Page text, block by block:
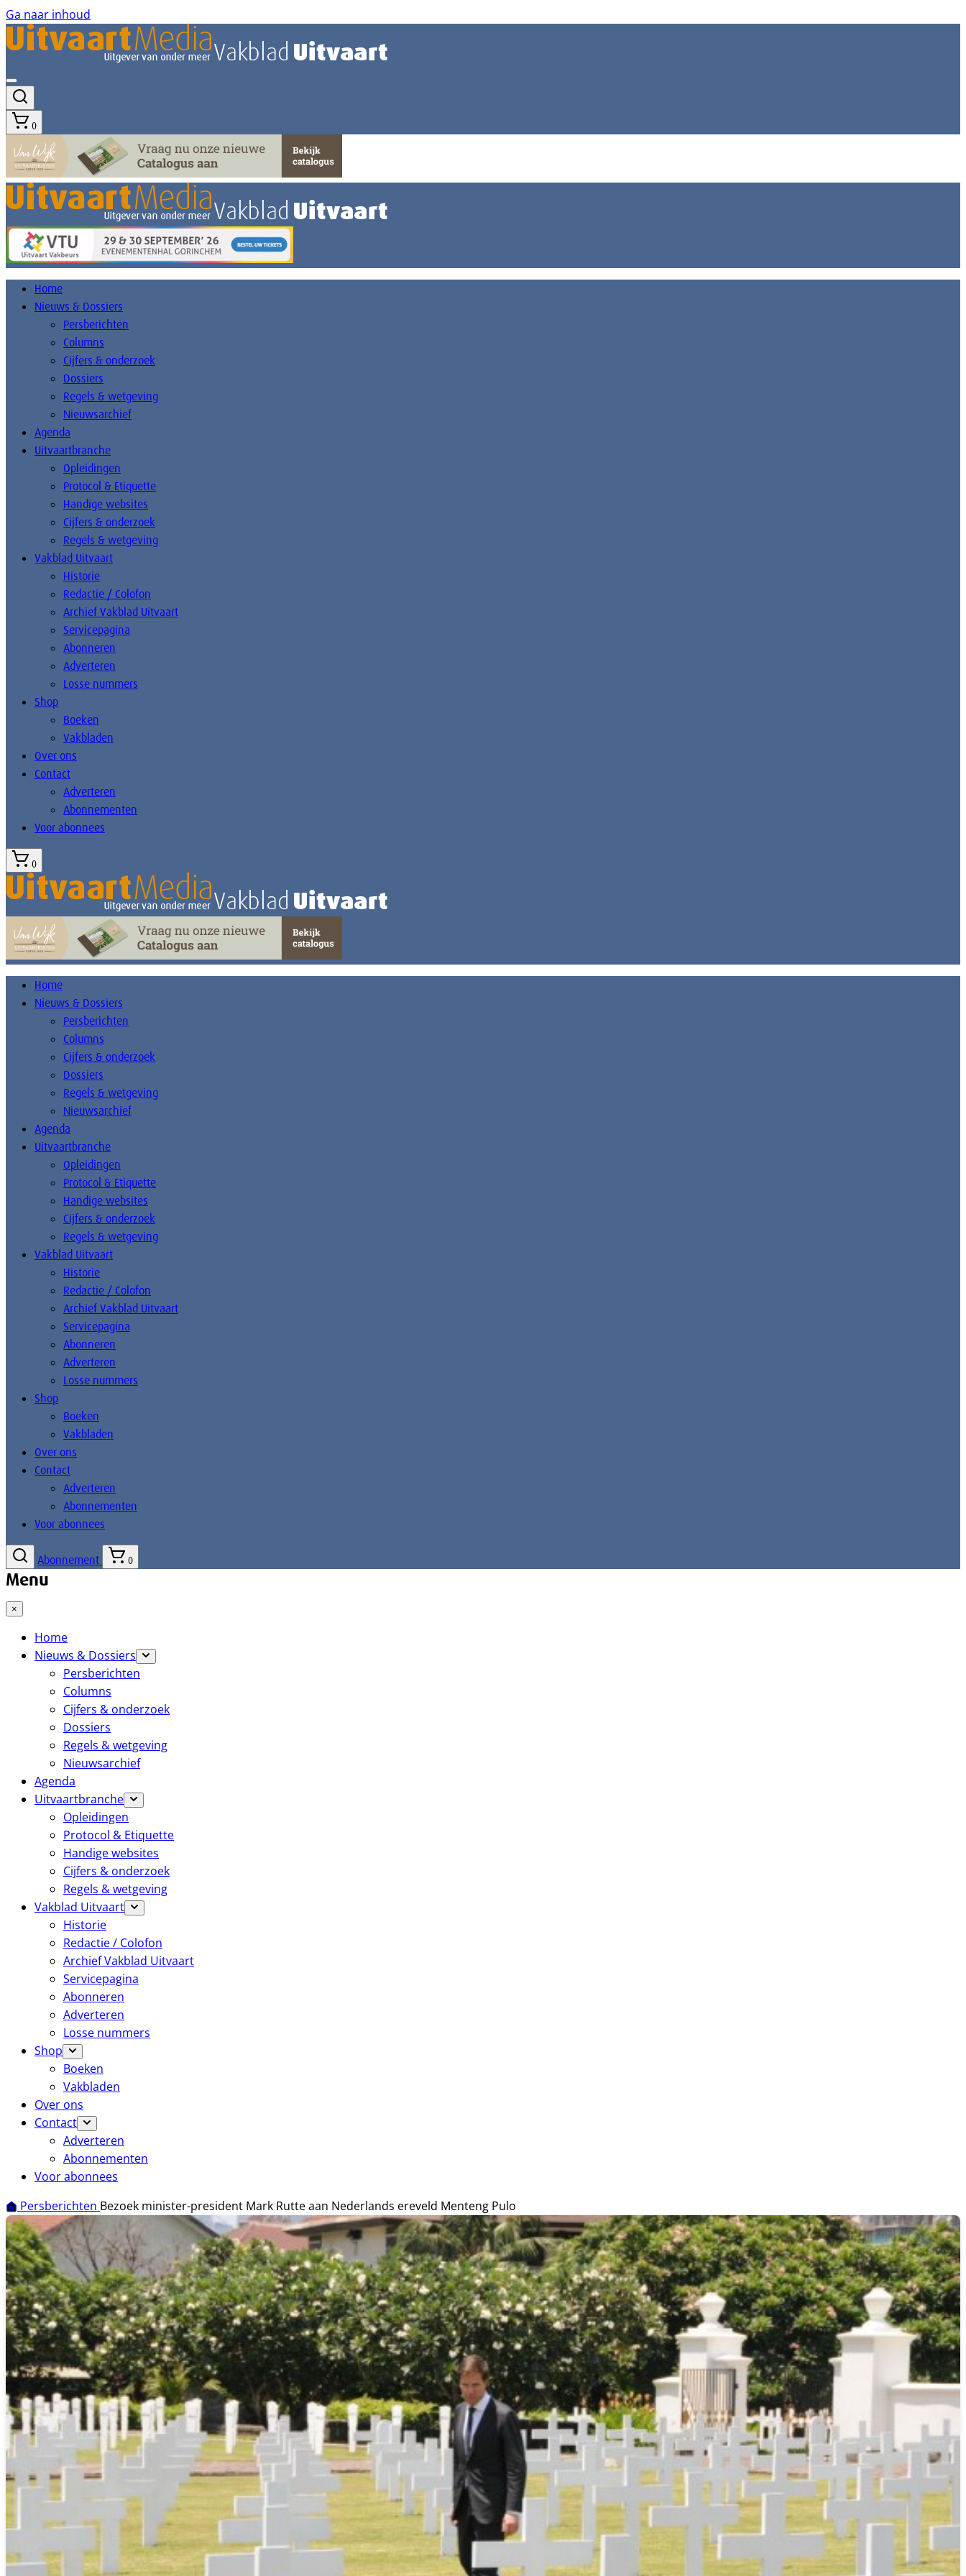
Ga naar inhoud
0
Home
Nieuws & Dossiers
Persberichten
Columns
Cijfers & onderzoek
Dossiers
Regels & wetgeving
Nieuwsarchief
Agenda
Uitvaartbranche
Opleidingen
Protocol & Etiquette
Handige websites
Cijfers & onderzoek
Regels & wetgeving
Vakblad Uitvaart
Historie
Redactie / Colofon
Archief Vakblad Uitvaart
Servicepagina
Abonneren
Adverteren
Losse nummers
Shop
Boeken
Vakbladen
Over ons
Contact
Adverteren
Abonnementen
Voor abonnees
0
Home
Nieuws & Dossiers
Persberichten
Columns
Cijfers & onderzoek
Dossiers
Regels & wetgeving
Nieuwsarchief
Agenda
Uitvaartbranche
Opleidingen
Protocol & Etiquette
Handige websites
Cijfers & onderzoek
Regels & wetgeving
Vakblad Uitvaart
Historie
Redactie / Colofon
Archief Vakblad Uitvaart
Servicepagina
Abonneren
Adverteren
Losse nummers
Shop
Boeken
Vakbladen
Over ons
Contact
Adverteren
Abonnementen
Voor abonnees
Abonnement 0
Menu
×
Home
Nieuws & Dossiers
Persberichten
Columns
Cijfers & onderzoek
Dossiers
Regels & wetgeving
Nieuwsarchief
Agenda
Uitvaartbranche
Opleidingen
Protocol & Etiquette
Handige websites
Cijfers & onderzoek
Regels & wetgeving
Vakblad Uitvaart
Historie
Redactie / Colofon
Archief Vakblad Uitvaart
Servicepagina
Abonneren
Adverteren
Losse nummers
Shop
Boeken
Vakbladen
Over ons
Contact
Adverteren
Abonnementen
Voor abonnees
Persberichten Bezoek minister-president Mark Rutte aan Nederlands ereveld Menteng Pulo